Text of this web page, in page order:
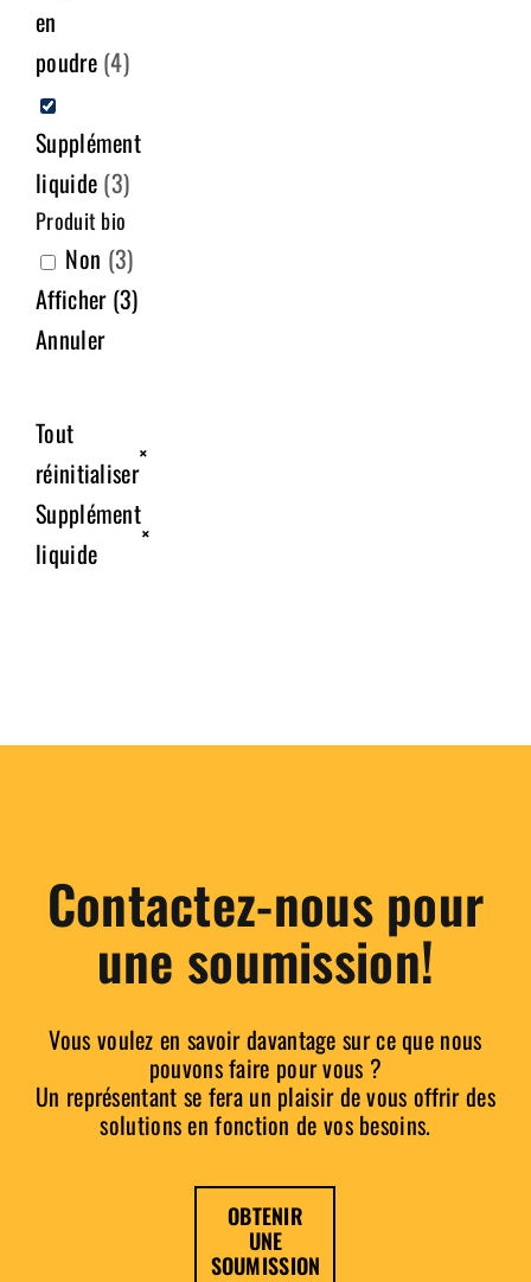
en
poudre (4)
Supplément
liquide (3)
Produit bio
Non (3)
Afficher (3)
Annuler
Tout
réinitialiser
×
Supplément
liquide
×
Contactez-nous pour
une soumission!
Vous voulez en savoir davantage sur ce que nous
pouvons faire pour vous ?
Un représentant se fera un plaisir de vous offrir des
solutions en fonction de vos besoins.
OBTENIR
UNE
SOUMISSION